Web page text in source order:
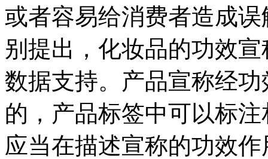
或者容易给消费者造成
别提出，化妆品的功效
数据支持。产品宣称经
的，产品标签中可以标
应当在描述宣称的功效